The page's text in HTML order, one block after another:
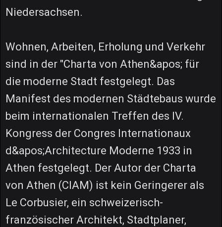
Niedersachsen.
Wohnen, Arbeiten, Erholung und Verkehr
sind in der "Charta von Athen&apos; für
die moderne Stadt festgelegt. Das
Manifest des modernen Städtebaus wurde
beim internationalen Treffen des IV.
Kongress der Congres Internationaux
d&apos;Architecture Moderne 1933 in
Athen festgelegt. Der Autor der Charta
von Athen (CIAM) ist kein Geringerer als
Le Corbusier, ein schweizerisch-
französischer Architekt, Stadtplaner,